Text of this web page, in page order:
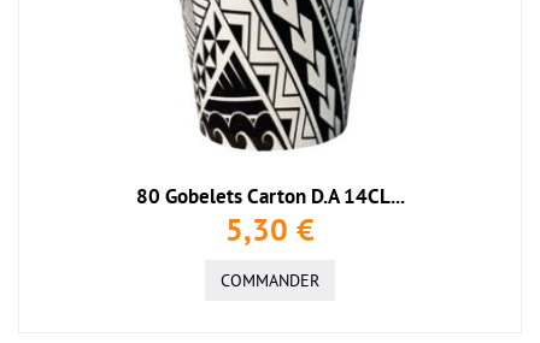
80 Gobelets Carton D.A 14CL...
5,30 €
COMMANDER